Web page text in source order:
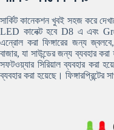
সার্কিট কানেকশন খুবই সহজ করে
LED কানেক্ট হবে D8 এ এবং
এন্রোল করা ফিঙ্গারের জন্য
বাজার, যা সাউন্ডের জন্য ব্যবহার
সফটওয়্যার সিরিয়াল ব্যবহার
ব্যবহার করা হয়েছে।